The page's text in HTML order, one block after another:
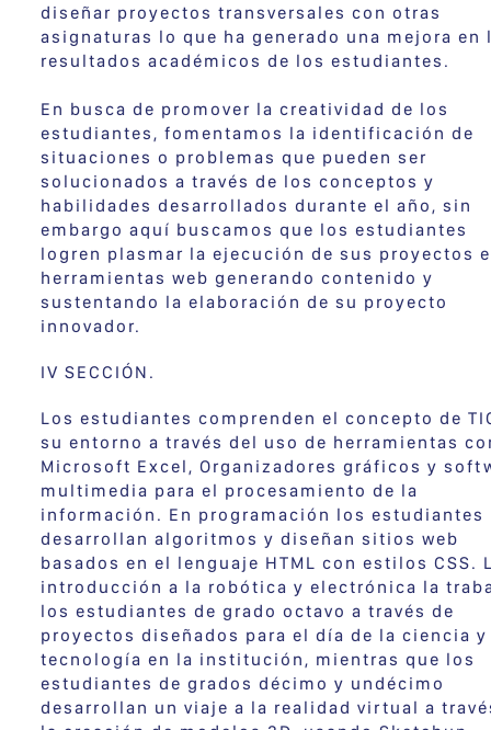
diseñar proyectos transversales con otras
asignaturas lo que ha generado una mejora en
resultados académicos de los estudiantes.
En busca de promover la creatividad de los
estudiantes, fomentamos la identificación de
situaciones o problemas que pueden ser
solucionados a través de los conceptos y
habilidades desarrollados durante el año, sin
embargo aquí buscamos que los estudiantes
logren plasmar la ejecución de sus proyectos
herramientas web generando contenido y
sustentando la elaboración de su proyecto
innovador.
IV SECCIÓN.
Los estudiantes comprenden el concepto de
su entorno a través del uso de herramientas
Microsoft Excel, Organizadores gráficos y
multimedia para el procesamiento de la
información. En programación los estudiantes
desarrollan algoritmos y diseñan sitios web
basados en el lenguaje HTML con estilos CSS.
introducción a la robótica y electrónica la
los estudiantes de grado octavo a través de
proyectos diseñados para el día de la ciencia
tecnología en la institución, mientras que los
estudiantes de grados décimo y undécimo
desarrollan un viaje a la realidad virtual a